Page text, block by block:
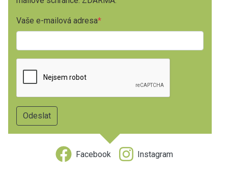
Vaše e-mailová adresa
Facebook Instagram